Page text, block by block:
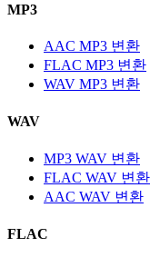
MP3
AAC MP3 변환
FLAC MP3 변환
WAV MP3 변환
WAV
MP3 WAV 변환
FLAC WAV 변환
AAC WAV 변환
FLAC